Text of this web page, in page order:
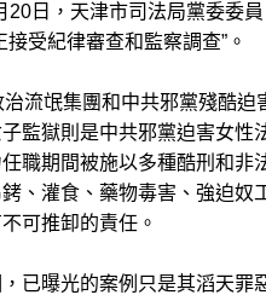
日，天津市司法局黨委委
受紀律審查和監察調查”。
流氓集團和中共邪黨殘酷迫
監獄則是中共邪黨迫害女性
職期間被施以多種酷刑和非
、灌食、藥物毒害、強迫奴
可推卸的責任。
已曝光的案例只是其滔天罪